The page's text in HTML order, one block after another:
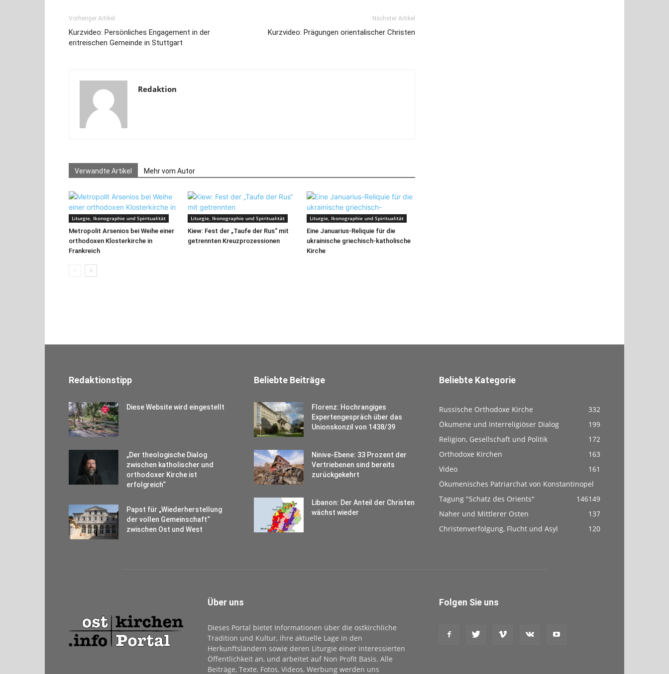
Vorheriger Artikel
Kurzvideo: Persönliches Engagement in der
eritreischen Gemeinde in Stuttgart
Nächster Artikel
Kurzvideo: Prägungen orientalischer Christen
Redaktion
Verwandte Artikel Mehr vom Autor
Liturgie, Ikonographie und Spiritualität
Metropolit Arsenios bei Weihe einer
orthodoxen Klosterkirche in
Frankreich
Liturgie, Ikonographie und Spiritualität
Kiew: Fest der „Taufe der Rus“ mit
getrennten Kreuzprozessionen
Liturgie, Ikonographie und Spiritualität
Eine Januarius-Reliquie für die
ukrainische griechisch-katholische
Kirche
Redaktionstipp
Diese Website wird eingestellt
„Der theologische Dialog
zwischen katholischer und
orthodoxer Kirche ist
erfolgreich“
Papst für „Wiederherstellung
der vollen Gemeinschaft“
zwischen Ost und West
Beliebte Beiträge
Florenz: Hochrangiges
Expertengespräch über das
Unionskonzil von 1438/39
Ninive-Ebene: 33 Prozent der
Vertriebenen sind bereits
zurückgekehrt
Libanon: Der Anteil der Christen
wächst wieder
Beliebte Kategorie
Russische Orthodoxe Kirche
332
Ökumene und Interreligiöser Dialog
199
Religion, Gesellschaft und Politik
172
Orthodoxe Kirchen
163
Video
161
Ökumenisches Patriarchat von Konstantinopel
149
Tagung "Schatz des Orients"
146
Naher und Mittlerer Osten
137
Christenverfolgung, Flucht und Asyl
120
Über uns
Dieses Portal bietet Informationen über die ostkirchliche
Tradition und Kultur, ihre aktuelle Lage in den
Herkunftsländern sowie deren Liturgie einer interessierten
Öffentlichkeit an, und arbeitet auf Non Profit Basis. Alle
Beiträge, Texte, Fotos, Videos, Werbung werden uns
Folgen Sie uns